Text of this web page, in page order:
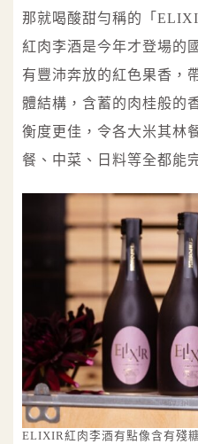
那就喝酸甜勻稱的「
紅肉李酒是今年才登場的
有豐沛奔放的紅色果香，
體結構，含蓄的肉桂般的
衡度更佳，令各大米其林
餐、中菜、日料等全都能
ELIXIR紅肉李酒有點像含有殘